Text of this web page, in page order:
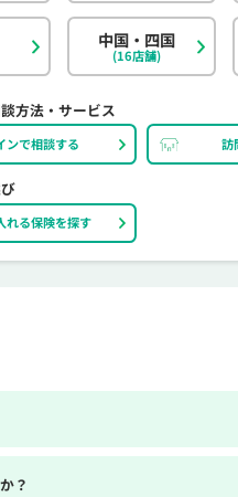
方法・サービス
ンで相談する 訪
れる保険を探す
中国・四国
(16店舗)
？